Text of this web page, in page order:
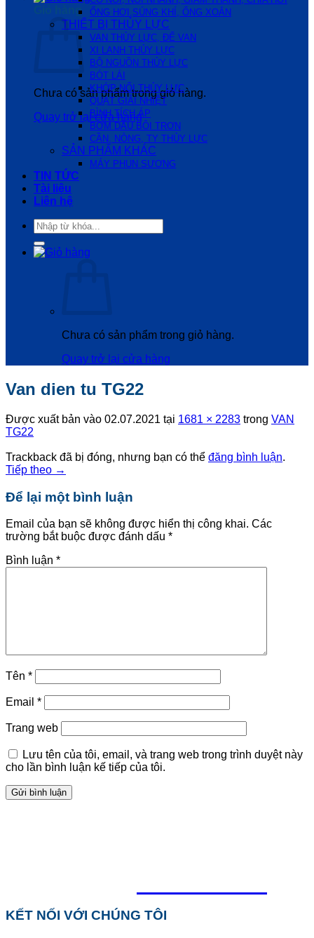
Giỏ hàng
Chưa có sản phẩm trong giỏ hàng.
Quay trở lại cửa hàng
ỐNG HƠI,SÚNG KHÍ, ỐNG XOẮN
THIẾT BỊ THỦY LỰC
VAN THỦY LỰC, ĐẾ VAN
XI LANH THỦY LỰC
BỘ NGUỒN THỦY LỰC
BÓT LÁI
KHỚP NỐI THỦY LỰC
QUẠT GIẢI NHIỆT
BÌNH TÍCH ÁP
BƠM DẦU BÔI TRƠN
CẦN, NÒNG, TY THỦY LỰC
SẢN PHẨM KHÁC
MÁY PHUN SƯƠNG
TIN TỨC
Tài liệu
Liên hệ
Tìm
kiếm:
Chưa có sản phẩm trong giỏ hàng.
Quay trở lại cửa hàng
Van dien tu TG22
Được xuất bản vào 02.07.2021 tại 1681 × 2283 trong VAN
TG22
Trackback đã bị đóng, nhưng bạn có thể đăng bình luận.
Tiếp theo →
Để lại một bình luận
Email của bạn sẽ không được hiển thị công khai. Các
trường bắt buộc được đánh dấu *
Bình luận *
Tên *
Email *
Trang web
Lưu tên của tôi, email, và trang web trong trình duyệt này
cho lần bình luận kế tiếp của tôi.
KẾT NỐI VỚI CHÚNG TÔI